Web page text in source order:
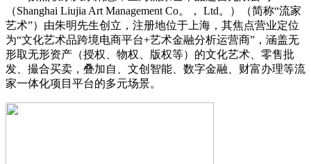
（Shanghai Liujia Art Management Co。， Ltd。）（简称“流家
艺术”）由朱明先生创立，注册地位于上海，其焦点营业定位
为“文化艺术品跨境电商平台+艺术金融分析运营商”，涵盖无
形取无形资产（授权、物权、版权等）的文化艺术、零售批
发、撮合买卖，叠加自、文创智能、数字金融、财富办理等流
家一体化项目平台的多元场景。